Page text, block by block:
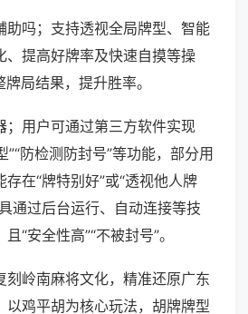
助吗；支持透视全局牌型、智能
、提高好牌率及快速自摸等操
局结果，提升胜率。
；用户可通过第三方软件实现
”“防检测防封号”等功能，部分用
在“牌特别好”或“透视他人牌
通过后台运行、自动连接等技
“安全性高”“不被封号”。
刻岭南麻将文化，精准还原广东
以鸡平胡为核心玩法，胡牌牌型